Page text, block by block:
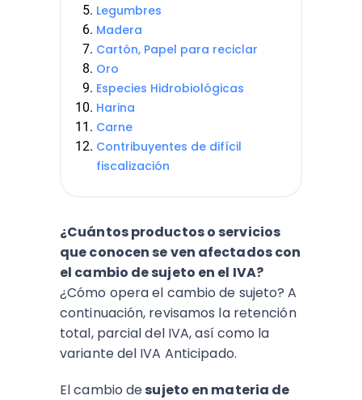
Legumbres
Madera
Cartón, Papel para reciclar
Oro
Especies Hidrobiológicas
Harina
Carne
Contribuyentes de difícil
fiscalización
¿Cuántos productos o servicios
que conocen se ven afectados con
el cambio de sujeto en el IVA?
¿Cómo opera el cambio de sujeto? A
continuación, revisamos la retención
total, parcial del IVA, así como la
variante del IVA Anticipado.
El cambio desujeto en materia de